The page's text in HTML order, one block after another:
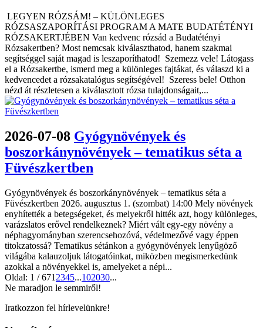
LEGYEN RÓZSÁM! – KÜLÖNLEGES
RÓZSASZAPORÍTÁSI PROGRAM A MATE BUDATÉTÉNYI
RÓZSAKERTJÉBEN Van kedvenc rózsád a Budatétényi
Rózsakertben? Most nemcsak kiválaszthatod, hanem szakmai
segítséggel saját magad is leszaporíthatod! Szemezz vele! Látogass
el a Rózsakertbe, ismerd meg a különleges fajtákat, és válaszd ki a
kedvencedet a rózsakatalógus segítségével! Szeress bele! Otthon
nézd át részletesen a kiválasztott rózsa tulajdonságait,...
2026-07-08 Gyógynövények és
boszorkánynövények – tematikus séta a
Füvészkertben
Gyógynövények és boszorkánynövények – tematikus séta a
Füvészkertben 2026. augusztus 1. (szombat) 14:00 Mely növények
enyhítették a betegségeket, és melyekről hitték azt, hogy különleges,
varázslatos erővel rendelkeznek? Miért vált egy-egy növény a
néphagyományban szerencsehozóvá, védelmezővé vagy éppen
titokzatossá? Tematikus sétánkon a gyógynövények lenyűgöző
világába kalauzoljuk látogatóinkat, miközben megismerkedünk
azokkal a növényekkel is, amelyeket a népi...
Oldal: 1 / 671 2345...102030...
Ne maradjon le semmiről!
Iratkozzon fel hírlevelünkre!